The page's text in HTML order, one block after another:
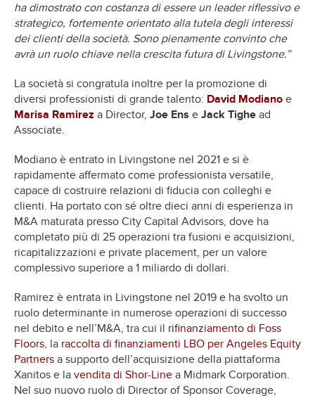
ha dimostrato con costanza di essere un leader riflessivo e
strategico, fortemente orientato alla tutela degli interessi
dei clienti della società. Sono pienamente convinto che
avrà un ruolo chiave nella crescita futura di Livingstone.”
La società si congratula inoltre per la promozione di
diversi professionisti di grande talento: David Modiano e
Marisa Ramirez a Director, Joe Ens e Jack Tighe ad
Associate.
Modiano è entrato in Livingstone nel 2021 e si è
rapidamente affermato come professionista versatile,
capace di costruire relazioni di fiducia con colleghi e
clienti. Ha portato con sé oltre dieci anni di esperienza in
M&A maturata presso City Capital Advisors, dove ha
completato più di 25 operazioni tra fusioni e acquisizioni,
ricapitalizzazioni e private placement, per un valore
complessivo superiore a 1 miliardo di dollari.
Ramirez è entrata in Livingstone nel 2019 e ha svolto un
ruolo determinante in numerose operazioni di successo
nel debito e nell’M&A, tra cui il rifinanziamento di Foss
Floors, la raccolta di finanziamenti LBO per Angeles Equity
Partners a supporto dell’acquisizione della piattaforma
Xanitos e la vendita di Shor-Line a Midmark Corporation.
Nel suo nuovo ruolo di Director of Sponsor Coverage,